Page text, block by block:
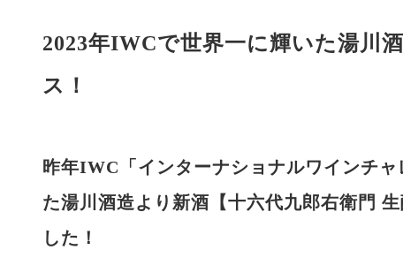
2023年IWCで世界一に輝いた湯川
ス！
昨年IWC「 インターナショナルワインチャ
た湯川酒造より新酒【十六代九郎右衛門
した！